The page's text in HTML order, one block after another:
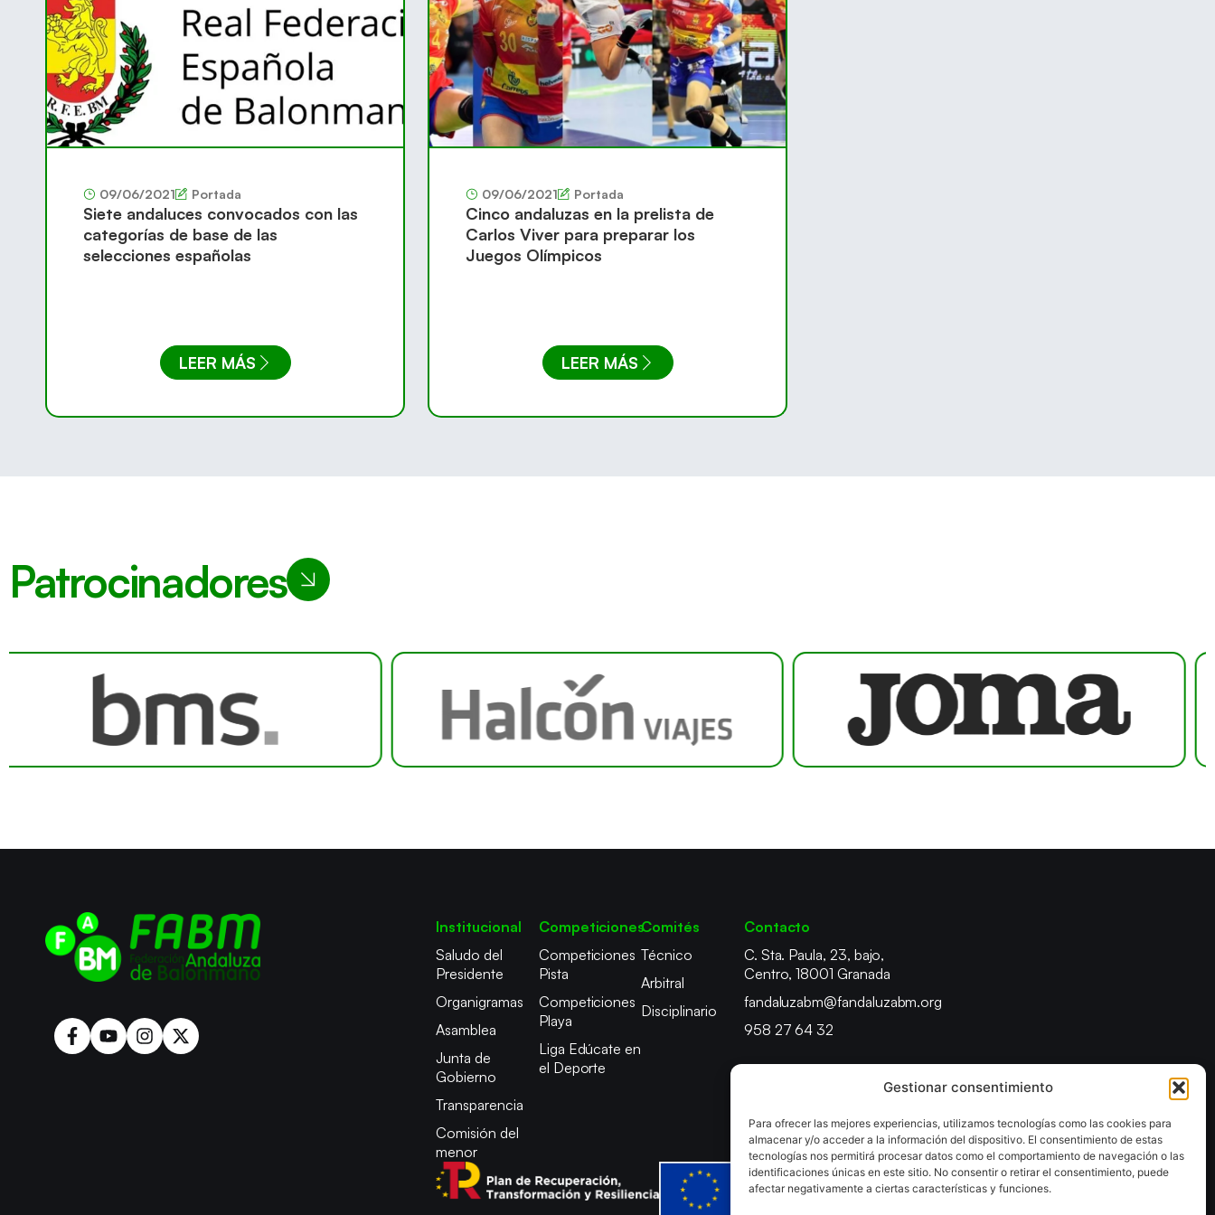
Gestionar consentimiento
Para ofrecer las mejores experiencias, utilizamos tecnologías como las cookies para
almacenar y/o acceder a la información del dispositivo. El consentimiento de estas
tecnologías nos permitirá procesar datos como el comportamiento de navegación o las
identificaciones únicas en este sitio. No consentir o retirar el consentimiento, puede
afectar negativamente a ciertas características y funciones.
09/06/2021 Portada
Siete andaluces convocados con las
categorías de base de las
selecciones españolas
LEER MÁS
09/06/2021 Portada
Cinco andaluzas en la prelista de
Carlos Viver para preparar los
Juegos Olímpicos
LEER MÁS
Patrocinadores
Institucional
Saludo del
Presidente
Organigramas
Asamblea
Junta de
Gobierno
Transparencia
Comisión del
menor
Competiciones
Competiciones
Pista
Competiciones
Playa
Liga Edúcate en
el Deporte
Comités
Técnico
Arbitral
Disciplinario
Contacto
C. Sta. Paula, 23, bajo,
Centro, 18001 Granada
fandaluzabm@fandaluzabm.org
958 27 64 32